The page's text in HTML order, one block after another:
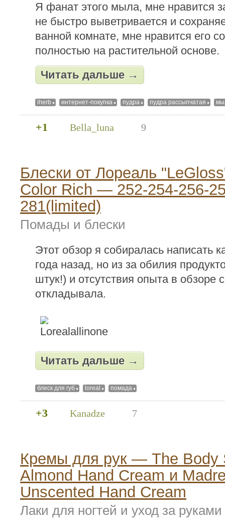
Я фанат этого мыла, мне нравится
не быстро выветривается и
ванной комнате, мне нравится его
полностью на растительной основе.
Читать дальше →
iherb интернет-покупка пудра пудра рассыпчатая
+1 Bella_luna 9
Блески от Лореаль
Color Rich — 252-254-256-
281(limited)
Помады и блески
Этот обзор я собиралась написать
года назад, но из за обилия
штук!) и отсутствия опыта в обзоре
откладывала.
Читать дальше →
блеск для губ loreal помада
+3 Kanadze 7
Кремы для рук — The Body
Almond Hand Cream и
Unscented Hand Cream
Лаки для ногтей и уход за руками